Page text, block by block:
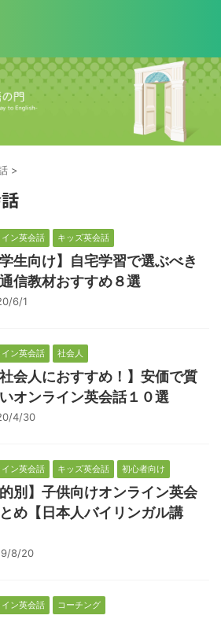
>
イン英会話 キッズ英会話
学生向け】自宅学習で選ぶべき
信教材おすすめ８選
6/1
イン英会話 社会人
社会人におすすめ！】安価で質
オンライン英会話１０選
4/30
イン英会話 キッズ英会話 初心者向け
的別】子供向けオンライン英会
め【日本人バイリンガル講
8/20
イン英会話 コーチング